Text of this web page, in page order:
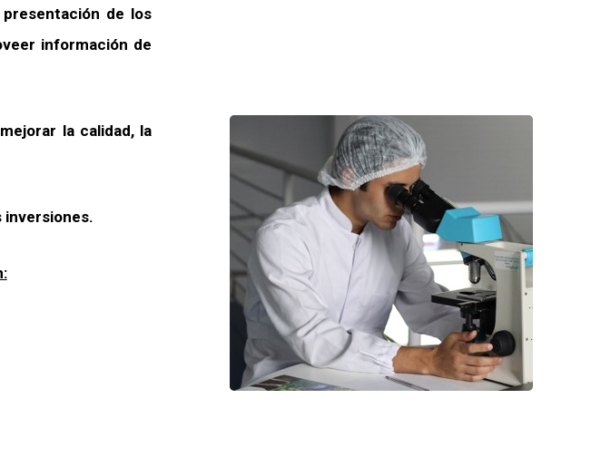
de los
información de
la calidad, la
inversiones.